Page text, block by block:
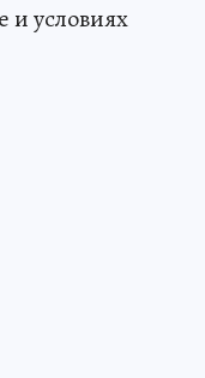
и условиях